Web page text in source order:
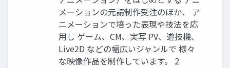
メーションの元請制作受注のほか、 ア
ニメーションで培った表現や技法を応
用し ゲーム、CM、実写 PV、遊技機、
Live2D などの幅広いジャンルで 様々
な映像作品を制作しています。 2